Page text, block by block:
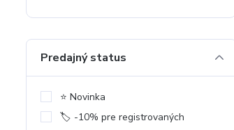
Predajný status
⭐️ Novinka
🏷️ -10% pre registrovaných